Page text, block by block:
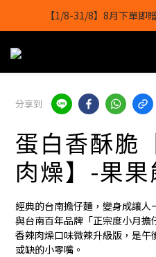
【1/8-31/8】8月下單即
【1/8-31/8】8月下單即
結帳輸入[gopowerhk]，可享
【1/8-31/8】8月下單即
分享到
蛋白香酥脆
肉燥】-果果
經典的台南擔仔麵，變身成讓人
與台南百年品牌「正宗度小月擔
香辣肉燥口味微辣升級版，是
或缺的小零嘴。